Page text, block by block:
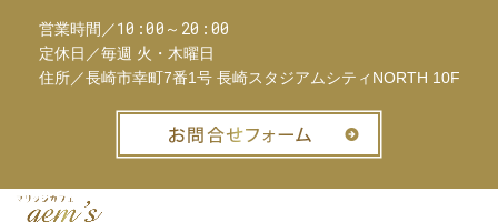
営業時間／10:00～20:00
定休日／毎週 火・木曜日
住所／長崎市幸町7番1号 長崎スタジアムシティNORTH 10F